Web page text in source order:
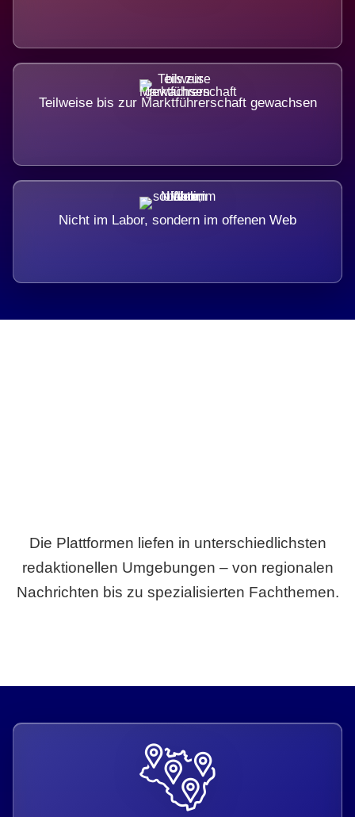
Teilweise bis zur Marktführerschaft gewachsen
Nicht im Labor, sondern im offenen Web
Die Plattformen liefen in unterschiedlichsten
redaktionellen Umgebungen – von regionalen
Nachrichten bis zu spezialisierten Fachthemen.